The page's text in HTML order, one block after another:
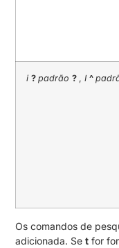
i?padrão? ,I^
Os comandos de
adicionada. Set for